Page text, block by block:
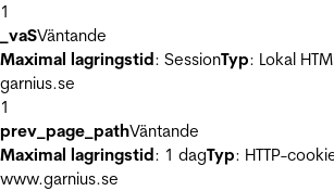
1
_vaSVäntande
Maximal lagringstid: SessionTyp: Lokal
garnius.se
1
prev_page_pathVäntande
Maximal lagringstid: 1 dagTyp: HTTP-
www.garnius.se